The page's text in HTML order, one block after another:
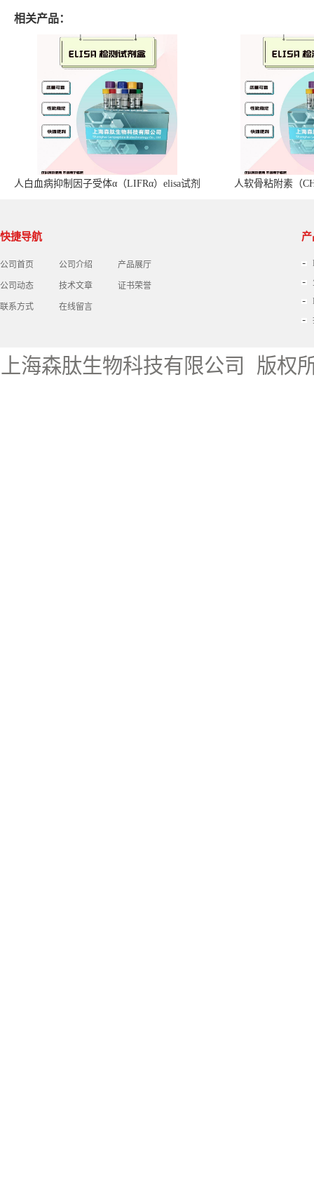
相关产品：
人白血病抑制因子受体α（LIFRα）elisa试剂
人软骨粘附素（
快捷导航
公司首页 公司介绍 产品展厅
公司动态 技术文章 证书荣誉
联系方式 在线留言
上海森肽生物科技有限公司 版权